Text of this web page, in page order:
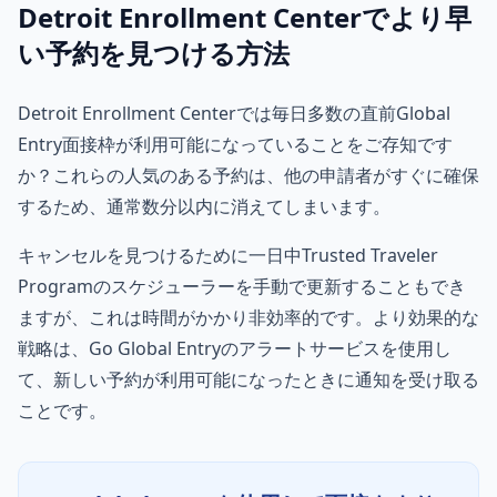
Detroit Enrollment Centerでより早
い予約を見つける方法
Detroit Enrollment Centerでは毎日多数の直前Global
Entry面接枠が利用可能になっていることをご存知です
か？これらの人気のある予約は、他の申請者がすぐに確保
するため、通常数分以内に消えてしまいます。
キャンセルを見つけるために一日中Trusted Traveler
Programのスケジューラーを手動で更新することもでき
ますが、これは時間がかかり非効率的です。より効果的な
戦略は、Go Global Entryのアラートサービスを使用し
て、新しい予約が利用可能になったときに通知を受け取る
ことです。